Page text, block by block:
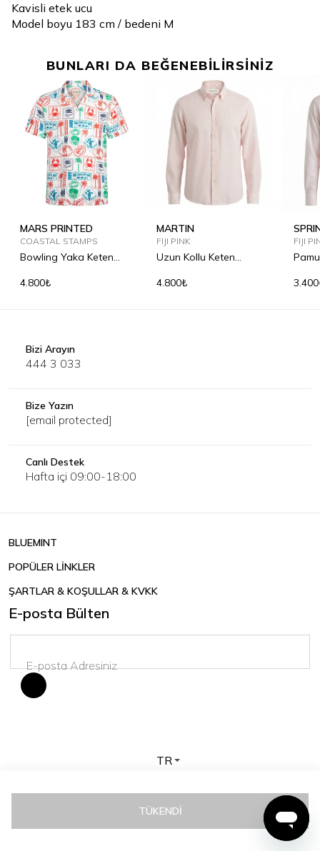
Kavisli etek ucu
Model boyu 183 cm / bedeni M
TÜKENDI
BUNLARI DA BEĞENEBİLİRSİNİZ
MARS PRINTED
COASTAL STAMPS
Bowling Yaka Keten
4.800₺
MARTIN
FIJI PINK
Uzun Kollu Keten
4.800₺
FIJI
Bizi Arayın
444 3 033
Bize Yazın
[email protected]
Canlı Destek
Hafta içi 09:00-18:00
BLUEMINT
POPÜLER LİNKLER
ŞARTLAR & KOŞULLAR & KVKK
E-posta Bülten
TR